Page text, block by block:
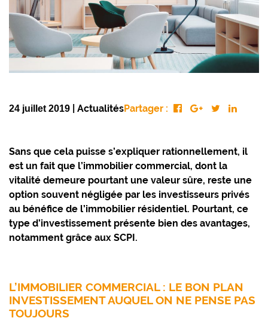
24 juillet 2019 ActualitésPartager :
Sans que cela puisse s’expliquer rationnellement, il
est un fait que l’immobilier commercial, dont la
vitalité demeure pourtant une valeur sûre, reste une
option souvent négligée par les investisseurs privés
au bénéfice de l’immobilier résidentiel. Pourtant, ce
type d’investissement présente bien des avantages,
notamment grâce aux SCPI.
L’IMMOBILIER COMMERCIAL : LE BON PLAN
INVESTISSEMENT AUQUEL ON NE PENSE PAS
TOUJOURS